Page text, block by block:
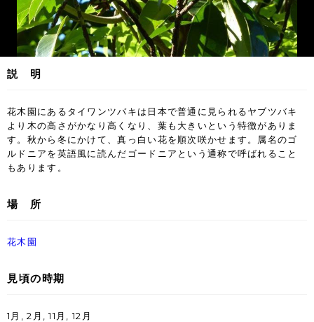
説 明
花木園にあるタイワンツバキは日本で普通に見られるヤブツバキ
より木の高さがかなり高くなり、葉も大きいという特徴がありま
す。秋から冬にかけて、真っ白い花を順次咲かせます。属名のゴ
ルドニアを英語風に読んだゴードニアという通称で呼ばれること
もあります。
場 所
花木園
見頃の時期
1月, 2月, 11月, 12月